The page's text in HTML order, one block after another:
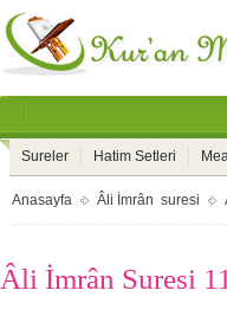
Sureler Hatim Setleri
Anasayfa Âli İmrân suresi
Âli İmrân Suresi